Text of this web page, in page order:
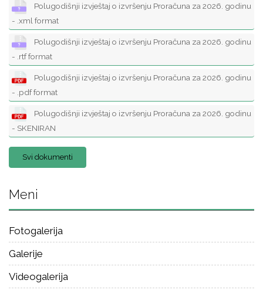
Polugodišnji izvještaj o izvršenju Proračuna za 2026. godinu
- .xml format
Polugodišnji izvještaj o izvršenju Proračuna za 2026. godinu
- .rtf format
Polugodišnji izvještaj o izvršenju Proračuna za 2026. godinu
- .pdf format
Polugodišnji izvještaj o izvršenju Proračuna za 2026. godinu
- SKENIRAN
Svi dokumenti
Meni
Fotogalerija
Galerije
Videogalerija